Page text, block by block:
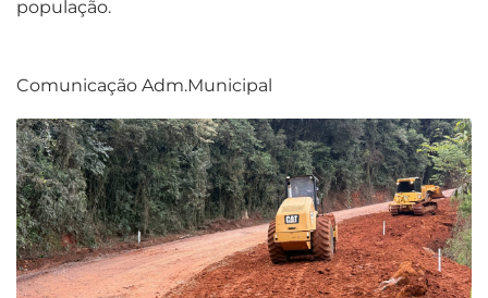
população.
Comunicação Adm.Municipal